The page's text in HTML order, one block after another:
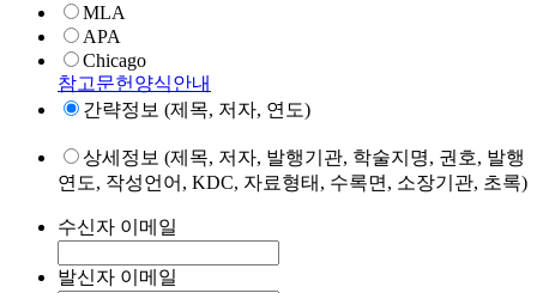
MLA
APA
Chicago
참고문헌양식안내
간략정보 (제목, 저자, 연도)
상세정보 (제목, 저자, 발행기관, 학술지명, 권호, 발행
연도, 작성언어, KDC, 자료형태, 수록면, 소장기관, 초록)
수신자 이메일
발신자 이메일